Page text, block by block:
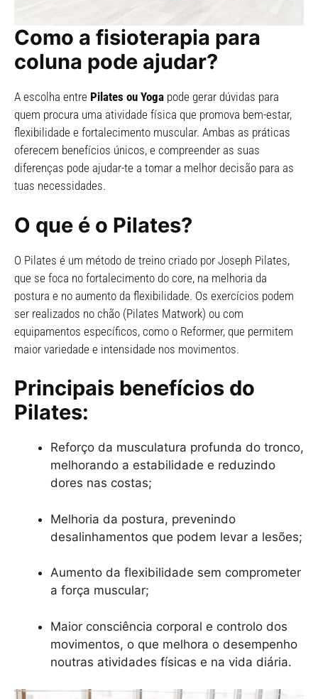
Como a fisioterapia para
coluna pode ajudar?
A escolha entre Pilates ou Yoga pode gerar dúvidas para
quem procura uma atividade física que promova bem-estar,
flexibilidade e fortalecimento muscular. Ambas as práticas
oferecem benefícios únicos, e compreender as suas
diferenças pode ajudar-te a tomar a melhor decisão para as
tuas necessidades.
O que é o Pilates?
O Pilates é um método de treino criado por Joseph Pilates,
que se foca no fortalecimento do core, na melhoria da
postura e no aumento da flexibilidade. Os exercícios podem
ser realizados no chão (Pilates Matwork) ou com
equipamentos específicos, como o Reformer, que permitem
maior variedade e intensidade nos movimentos.
Principais benefícios do
Pilates:
Reforço da musculatura profunda do tronco,
melhorando a estabilidade e reduzindo
dores nas costas;
Melhoria da postura, prevenindo
desalinhamentos que podem levar a lesões;
Aumento da flexibilidade sem comprometer
a força muscular;
Maior consciência corporal e controlo dos
movimentos, o que melhora o desempenho
noutras atividades físicas e na vida diária.